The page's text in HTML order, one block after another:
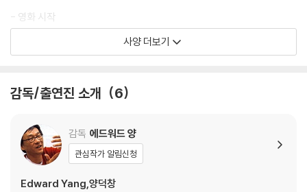
- 영화 시작
Trailer (1분 52초)
- 설정
※ 서플먼트 내용은 제작사의 사정상 변경, 추가 또는 삭제 될 수 있습니다.
사양 더보기
감독/출연진 소개 6
감독 에드워드 양
관심작가 알림신청
Edward Yang,양덕창